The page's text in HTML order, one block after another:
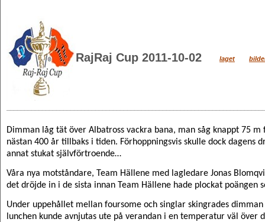
RajRaj Cup 2011-10-02 laget
Dimman låg tät över Albatross vackra bana, man såg knappt 75
nästan 400 år tillbaks i tiden. Förhoppningsvis skulle dock dagens
annat stukat självförtroende…
Våra nya motståndare, Team Hällene med lagledare Jonas
det dröjde in i de sista innan Team Hällene hade plockat poängen
Under uppehållet mellan foursome och singlar skingrades
lunchen kunde avnjutas ute på verandan i en temperatur väl